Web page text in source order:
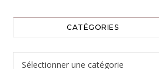
CATÉGORIES
Catégories